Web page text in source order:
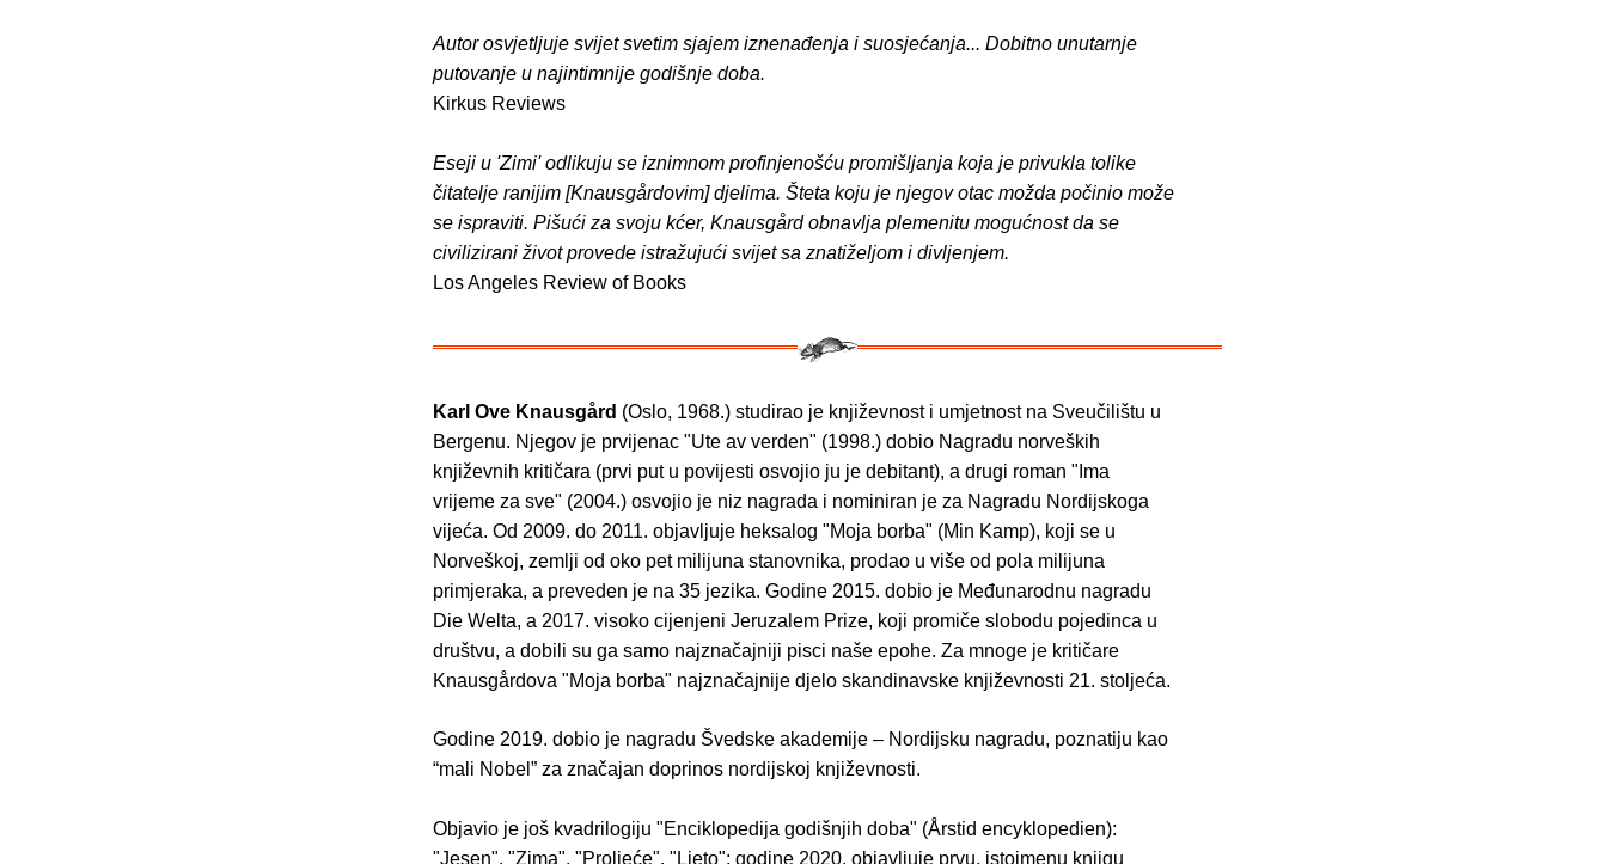
Autor osvjetljuje svijet svetim sjajem iznenađenja i suosjećanja... Dobitno unutarnje
putovanje u najintimnije godišnje doba.
Kirkus Reviews
Eseji u 'Zimi' odlikuju se iznimnom profinjenošću promišljanja koja je privukla tolike
čitatelje ranijim [Knausgårdovim] djelima. Šteta koju je njegov otac možda počinio može
se ispraviti. Pišući za svoju kćer, Knausgård obnavlja plemenitu mogućnost da se
civilizirani život provede istražujući svijet sa znatiželjom i divljenjem.
Los Angeles Review of Books
Karl Ove Knausgård (Oslo, 1968.) studirao je književnost i umjetnost na Sveučilištu u
Bergenu. Njegov je prvijenac "Ute av verden" (1998.) dobio Nagradu norveških
književnih kritičara (prvi put u povijesti osvojio ju je debitant), a drugi roman "Ima
vrijeme za sve" (2004.) osvojio je niz nagrada i nominiran je za Nagradu Nordijskoga
vijeća. Od 2009. do 2011. objavljuje heksalog "Moja borba" (Min Kamp), koji se u
Norveškoj, zemlji od oko pet milijuna stanovnika, prodao u više od pola milijuna
primjeraka, a preveden je na 35 jezika. Godine 2015. dobio je Međunarodnu nagradu
Die Welta, a 2017. visoko cijenjeni Jeruzalem Prize, koji promiče slobodu pojedinca u
društvu, a dobili su ga samo najznačajniji pisci naše epohe. Za mnoge je kritičare
Knausgårdova "Moja borba" najznačajnije djelo skandinavske književnosti 21. stoljeća.
Godine 2019. dobio je nagradu Švedske akademije ‒ Nordijsku nagradu, poznatiju kao
“mali Nobel” za značajan doprinos nordijskoj književnosti.
Objavio je još kvadrilogiju "Enciklopedija godišnjih doba" (Årstid encyklopedien):
"Jesen", "Zima", "Proljeće", "Ljeto"; godine 2020. objavljuje prvu, istoimenu knjigu